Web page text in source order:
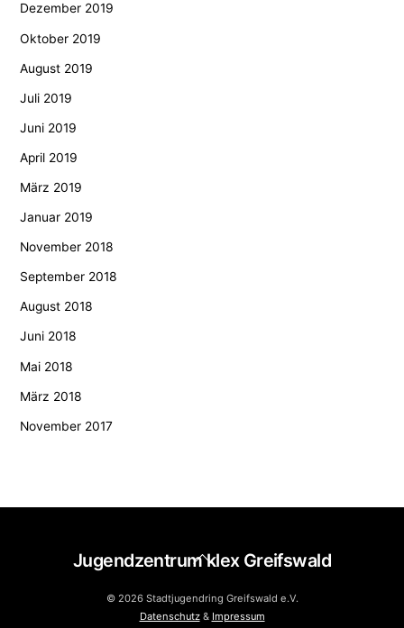
Dezember 2019
Oktober 2019
August 2019
Juli 2019
Juni 2019
April 2019
März 2019
Januar 2019
November 2018
September 2018
August 2018
Juni 2018
Mai 2018
März 2018
November 2017
Back
To
Jugendzentrum klex Greifswald
© 2026 Stadtjugendring Greifswald e.V.
Datenschutz& Impressum